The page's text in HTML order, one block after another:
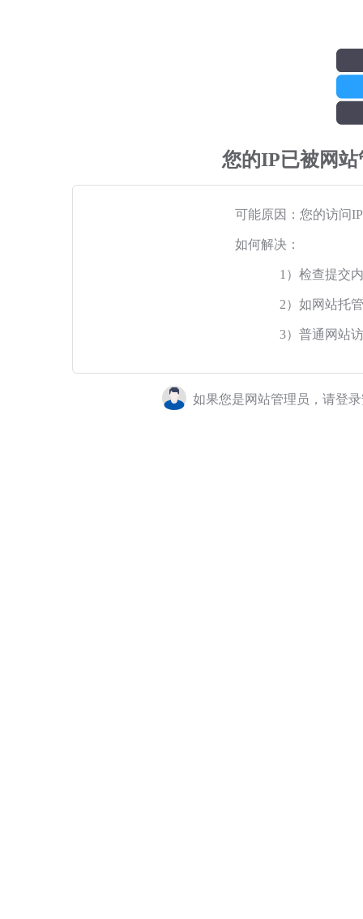
您的IP已被网
可能原因：您的访问
如何解决：
1）检查提交
2）如网站托
3）普通网站
如果您是网站管理员，请登